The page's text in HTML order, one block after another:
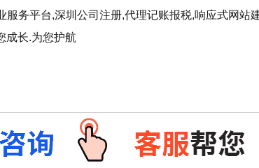
务平台,深圳公司注册,代理记账报税,响应式网站
成长.为您护航